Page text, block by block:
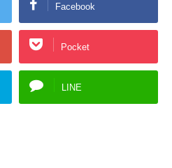
Facebook
Pocket
LINE